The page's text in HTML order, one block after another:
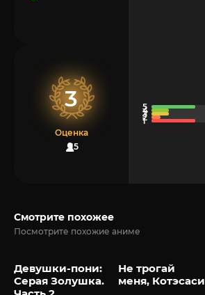
3
Оценка
15
Смотрите похожее
Посмотрите похожие аниме
Девушки-пони:
Серая Золушка.
Не трогай
меня, Котэсаси